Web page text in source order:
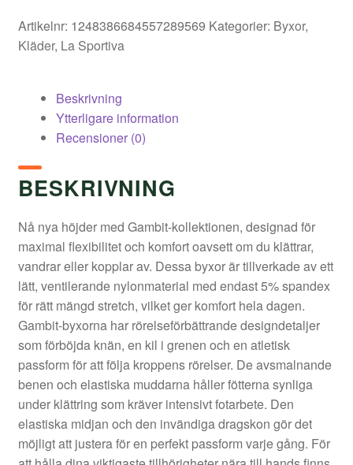
Artikelnr: 1248386684557289569 Kategorier: Byxor,
Kläder, La Sportiva
Beskrivning
Ytterligare information
Recensioner (0)
BESKRIVNING
Nå nya höjder med Gambit-kollektionen, designad för
maximal flexibilitet och komfort oavsett om du klättrar,
vandrar eller kopplar av. Dessa byxor är tillverkade av ett
lätt, ventilerande nylonmaterial med endast 5% spandex
för rätt mängd stretch, vilket ger komfort hela dagen.
Gambit-byxorna har rörelseförbättrande designdetaljer
som förböjda knän, en kil i grenen och en atletisk
passform för att följa kroppens rörelser. De avsmalnande
benen och elastiska muddarna håller fötterna synliga
under klättring som kräver intensivt fotarbete. Den
elastiska midjan och den invändiga dragskon gör det
möjligt att justera för en perfekt passform varje gång. För